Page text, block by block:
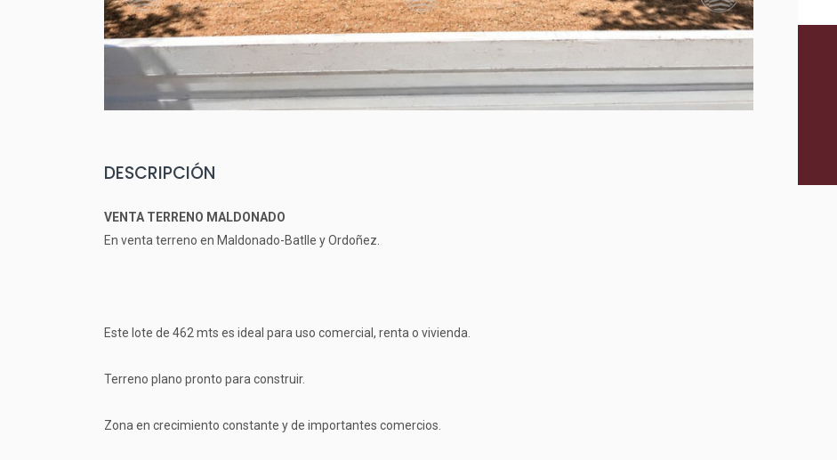
DESCRIPCIÓN
VENTA TERRENO MALDONADO
En venta terreno en Maldonado-Batlle y Ordoñez.
Este lote de 462 mts es ideal para uso comercial, renta o vivienda.
Terreno plano pronto para construir.
Zona en crecimiento constante y de importantes comercios.